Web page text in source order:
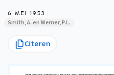
6 MEI 1953
Smith, A. en Werner, P.L.
Citeren